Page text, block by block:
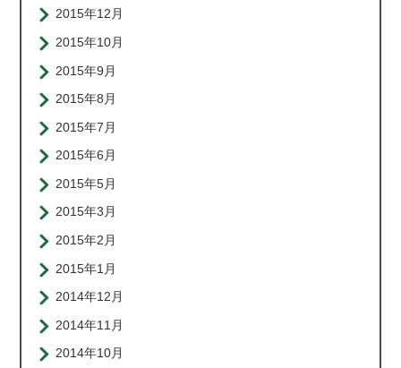
2015年12月
2015年10月
2015年9月
2015年8月
2015年7月
2015年6月
2015年5月
2015年3月
2015年2月
2015年1月
2014年12月
2014年11月
2014年10月